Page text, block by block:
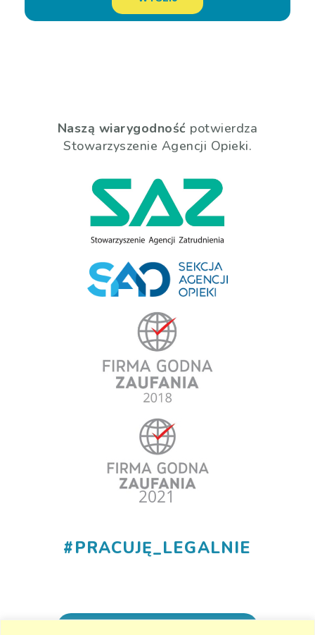
Naszą wiarygodność potwierdza
Stowarzyszenie Agencji Opieki.
#PRACUJĘ_LEGALNIE